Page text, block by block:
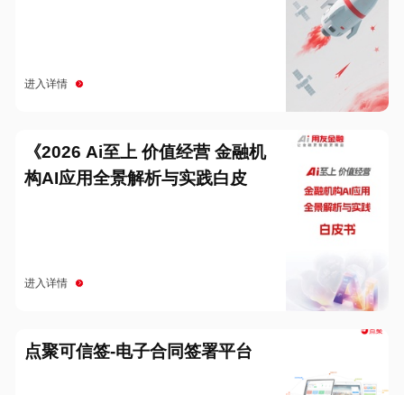
进入详情
《2026 Ai至上 价值经营 金融机
构AI应用全景解析与实践白皮
进入详情
点聚可信签-电子合同签署平台